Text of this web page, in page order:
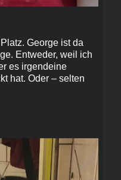
George ist da
Entweder, weil ich
es irgendeine
hat. Oder – selten